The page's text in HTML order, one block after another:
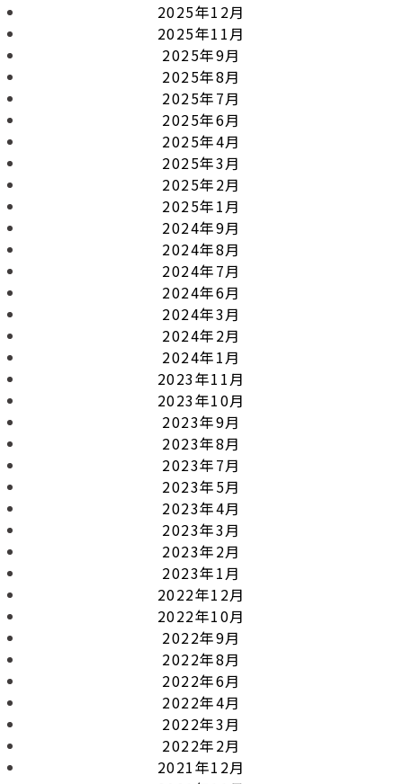
2025年12月
2025年11月
2025年9月
2025年8月
2025年7月
2025年6月
2025年4月
2025年3月
2025年2月
2025年1月
2024年9月
2024年8月
2024年7月
2024年6月
2024年3月
2024年2月
2024年1月
2023年11月
2023年10月
2023年9月
2023年8月
2023年7月
2023年5月
2023年4月
2023年3月
2023年2月
2023年1月
2022年12月
2022年10月
2022年9月
2022年8月
2022年6月
2022年4月
2022年3月
2022年2月
2021年12月